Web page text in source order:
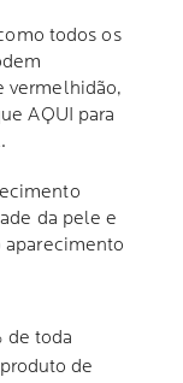
todos os
vermelhidão,
AQUI para
da pele e
de toda
de